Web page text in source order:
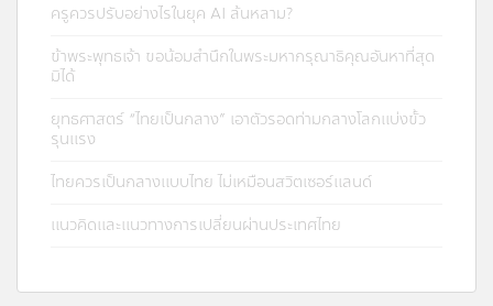
ครูควรปรับอย่างไรในยุค AI ล้นหลาม?
ข้าพระพุทธเจ้า ขอน้อมสำนึกในพระมหากรุณาธิคุณอันหาที่สุด
มิได้
ยุทธศาสตร์ “ไทยเป็นกลาง” เอาตัวรอดท่ามกลางโลกแบ่งขั้ว
รุนแรง
ไทยควรเป็นกลางแบบไทย ไม่เหมือนสวิตเซอร์แลนด์
แนวคิดและแนวทางการเปลี่ยนผ่านประเทศไทย